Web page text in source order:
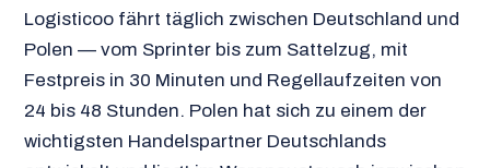
Logisticoo fährt täglich zwischen Deutschland und
Polen — vom Sprinter bis zum Sattelzug, mit
Festpreis in 30 Minuten und Regellaufzeiten von
24 bis 48 Stunden. Polen hat sich zu einem der
wichtigsten Handelspartner Deutschlands